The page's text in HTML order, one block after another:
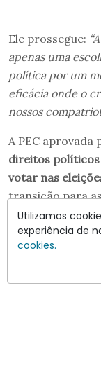
Ele prossegue:
apenas uma
política por um
eficácia onde o
nossos
A PEC aprovada
direitos políticos
votar nas
transição para
polícias
Rodoviária
governo,
ferrovias e
Utilizamos
experiência de
cookies.